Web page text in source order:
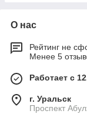
О нас
Рейтинг не
Менее 5
Работает с
г. Уральск
Проспект